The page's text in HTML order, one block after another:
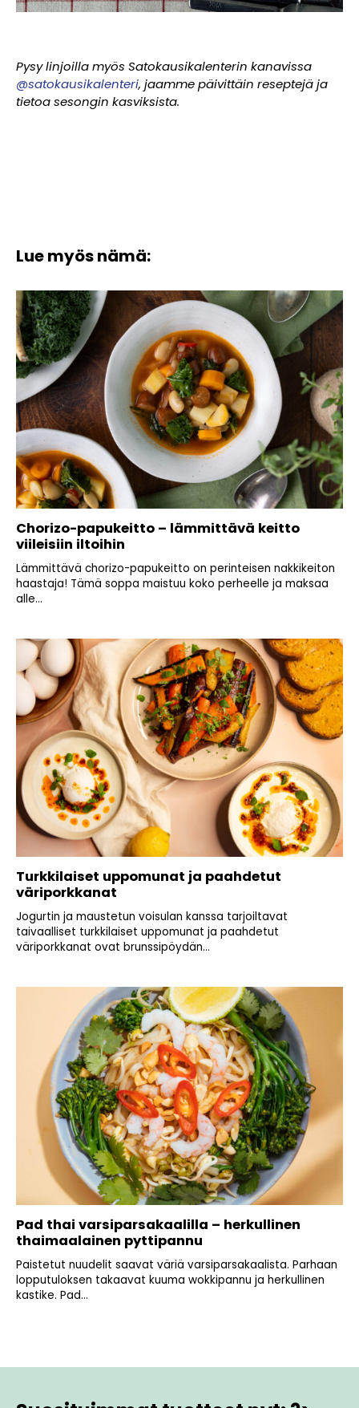
Pysy linjoilla myös Satokausikalenterin kanavissa
@satokausikalenteri, jaamme päivittäin reseptejä ja
tietoa sesongin kasviksista.
Lue myös nämä:
Chorizo-papukeitto – lämmittävä keitto
viileisiin iltoihin
Lämmittävä chorizo-papukeitto on perinteisen nakkikeiton
haastaja! Tämä soppa maistuu koko perheelle ja maksaa
alle...
Turkkilaiset uppomunat ja paahdetut
väriporkkanat
Jogurtin ja maustetun voisulan kanssa tarjoiltavat
taivaalliset turkkilaiset uppomunat ja paahdetut
väriporkkanat ovat brunssipöydän...
Pad thai varsiparsakaalilla – herkullinen
thaimaalainen pyttipannu
Paistetut nuudelit saavat väriä varsiparsakaalista. Parhaan
lopputuloksen takaavat kuuma wokkipannu ja herkullinen
kastike. Pad...